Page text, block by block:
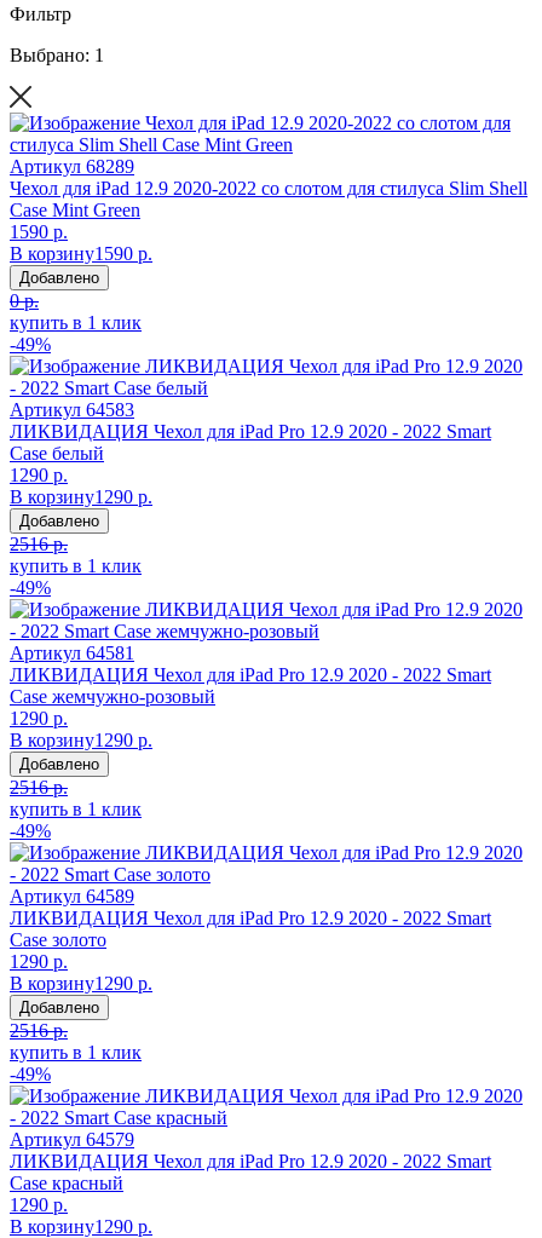
Фильтр
Выбрано: 1
Артикул 68289
Чехол для iPad 12.9 2020-2022 со слотом для стилуса Slim Shell
Case Mint Green
1590 р.
В корзину1590 р.
Добавлено
0 р.
купить в 1 клик
-49%
Артикул 64583
ЛИКВИДАЦИЯ Чехол для iPad Pro 12.9 2020 - 2022 Smart
Case белый
1290 р.
В корзину1290 р.
Добавлено
2516 р.
купить в 1 клик
-49%
Артикул 64581
ЛИКВИДАЦИЯ Чехол для iPad Pro 12.9 2020 - 2022 Smart
Case жемчужно-розовый
1290 р.
В корзину1290 р.
Добавлено
2516 р.
купить в 1 клик
-49%
Артикул 64589
ЛИКВИДАЦИЯ Чехол для iPad Pro 12.9 2020 - 2022 Smart
Case золото
1290 р.
В корзину1290 р.
Добавлено
2516 р.
купить в 1 клик
-49%
Артикул 64579
ЛИКВИДАЦИЯ Чехол для iPad Pro 12.9 2020 - 2022 Smart
Case красный
1290 р.
В корзину1290 р.